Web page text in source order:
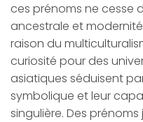
ces prénoms ne cesse
ancestrale et
raison du
curiosité pour des
asiatiques séduisent
symbolique et leur
singulière. Des